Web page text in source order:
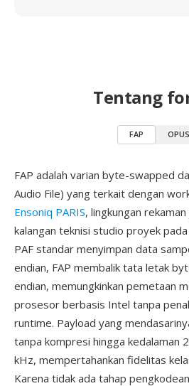
Tentang
FAP OPUS
FAP adalah varian byte-swapped
Audio File) yang terkait dengan
Ensoniq PARIS, lingkungan
kalangan teknisi studio proyek
PAF standar menyimpan data
endian, FAP membalik tata letak
endian, memungkinkan pemetaan
prosesor berbasis Intel tanpa
runtime. Payload yang
tanpa kompresi hingga kedalaman
kHz, mempertahankan fidelitas
Karena tidak ada tahap